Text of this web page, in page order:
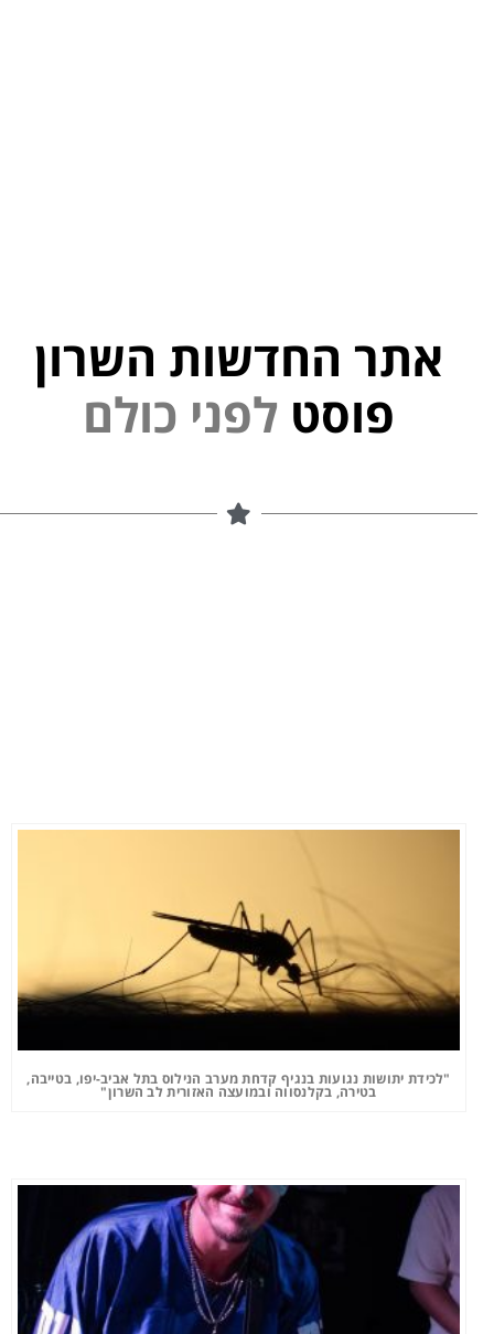
אתר החדשות השרון
פוסט
ל ם
"לכידת יתושות נגועות בנגיף קדחת מערב הנילוס בתל אביב-יפו, בטייבה,
בטירה, בקלנסווה ובמועצה האזורית לב השרון"